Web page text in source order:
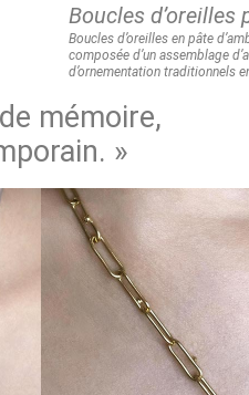
Boucles d’oreilles
Boucles d’oreilles en pâte
composée d’un assemblage
d’ornementation traditionnels
mémoire,
. »